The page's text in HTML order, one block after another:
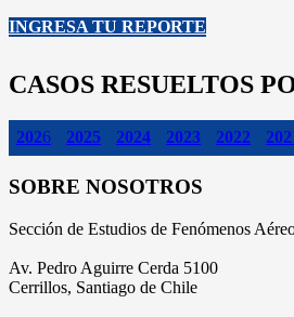
INGRESA TU REPORTE
CASOS RESUELTOS
2026 2025 2024 2023 2022
SOBRE NOSOTROS
Sección de Estudios de Fenómenos
Av. Pedro Aguirre Cerda 5100
Cerrillos, Santiago de Chile